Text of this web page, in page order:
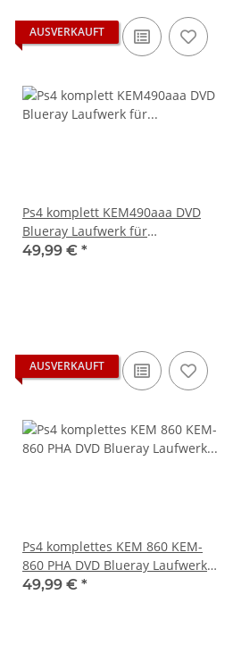
AUSVERKAUFT
Ps4 komplett KEM490aaa DVD
Blueray Laufwerk für
Playstation4 CUH1004B -
49,99 € *
AUSVERKAUFT
Ps4 komplettes KEM 860 KEM-
860 PHA DVD Blueray Laufwerk
mit Board und Laser
49,99 € *